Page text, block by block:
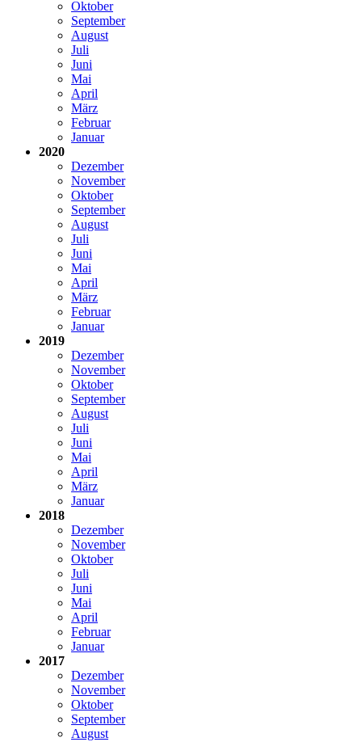
Oktober
September
August
Juli
Juni
Mai
April
März
Februar
Januar
2020
Dezember
November
Oktober
September
August
Juli
Juni
Mai
April
März
Februar
Januar
2019
Dezember
November
Oktober
September
August
Juli
Juni
Mai
April
März
Januar
2018
Dezember
November
Oktober
Juli
Juni
Mai
April
Februar
Januar
2017
Dezember
November
Oktober
September
August